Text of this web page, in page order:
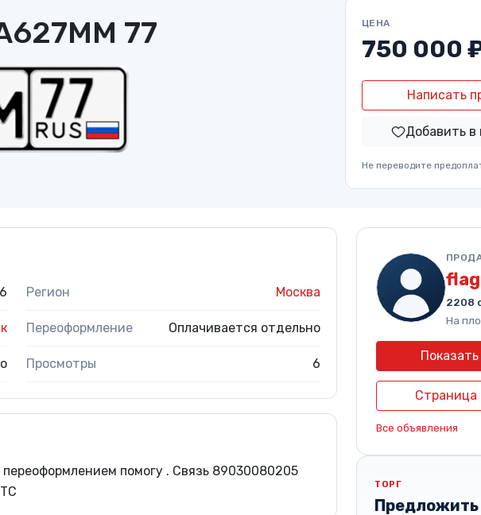
77 ЦЕНА
750 000
Написать
Добавить в
Не переводите
Регион Москва
Переоформление Оплачивается отдельно
Просмотры 6
помогу . Связь 89030080205
2208
На
Страница
Все объявления
ТОРГ